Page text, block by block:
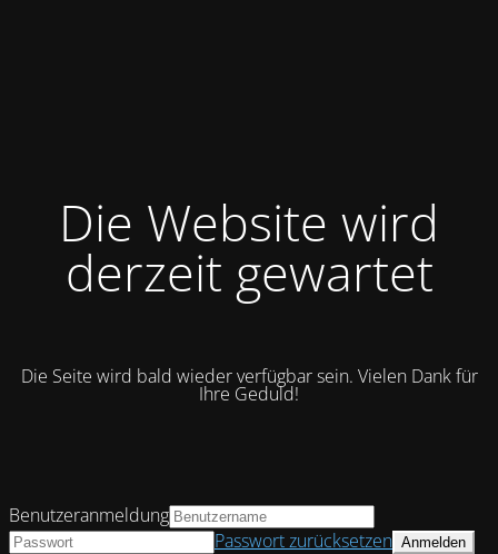
Die Website wird
derzeit gewartet
Die Seite wird bald wieder verfügbar sein. Vielen Dank für
Ihre Geduld!
Benutzeranmeldung
Passwort zurücksetzen